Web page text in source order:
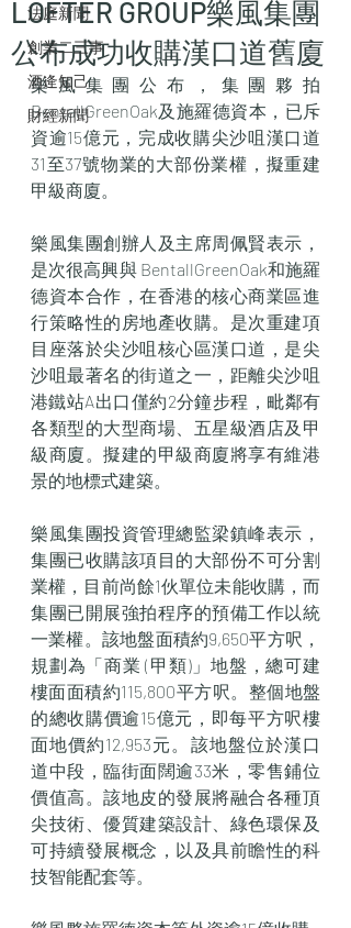
法庭新聞
創業二三事
酒逄知己
財經新聞
LOFTER GROUP樂風集團
公布成功收購漢口道舊廈
樂風集團公布，集團夥拍
BentallGreenOak及施羅德資本，已斥
資逾15億元，完成收購尖沙咀漢口道
31至37號物業的大部份業權，擬重建
甲級商廈。
樂風集團創辦人及主席周佩賢表示，
是次很高興與 BentallGreenOak和施羅
德資本合作，在香港的核心商業區進
行策略性的房地產收購。是次重建項
目座落於尖沙咀核心區漢口道，是尖
沙咀最著名的街道之一，距離尖沙咀
港鐵站A出口僅約2分鐘步程，毗鄰有
各類型的大型商場、五星級酒店及甲
級商廈。擬建的甲級商廈將享有維港
景的地標式建築。
樂風集團投資管理總監梁鎮峰表示，
集團已收購該項目的大部份不可分割
業權，目前尚餘1伙單位未能收購，而
集團已開展強拍程序的預備工作以統
一業權。該地盤面積約9,650平方呎，
規劃為「商業 (甲類)」地盤，總可建
樓面面積約115,800平方呎。整個地盤
的總收購價逾15億元，即每平方呎樓
面地價約12,953元。該地盤位於漢口
道中段，臨街面闊逾33米，零售鋪位
價值高。該地皮的發展將融合各種頂
尖技術、優質建築設計、綠色環保及
可持續發展概念，以及具前瞻性的科
技智能配套等。